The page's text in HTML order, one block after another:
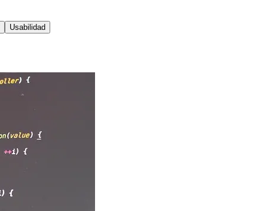
Usabilidad